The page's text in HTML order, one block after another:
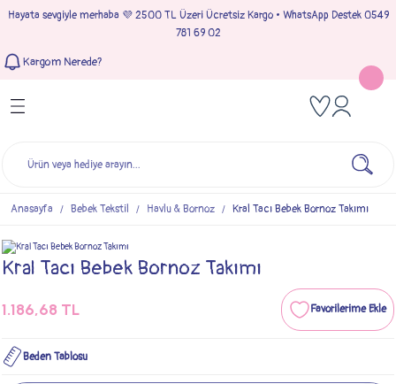
Hayata sevgiyle merhaba 💜 2500 TL Üzeri Ücretsiz Kargo • WhatsApp Destek 0549
781 69 02
Kargom Nerede?
Geri Dön
Geri Dön
Geri Dön
Geri Dön
Anasayfa Bebek Tekstil Havlu & Bornoz Kral Tacı Bebek Bornoz Takımı
Kral Tacı Bebek Bornoz Takımı
1.186,68 TL
Beden Tablosu